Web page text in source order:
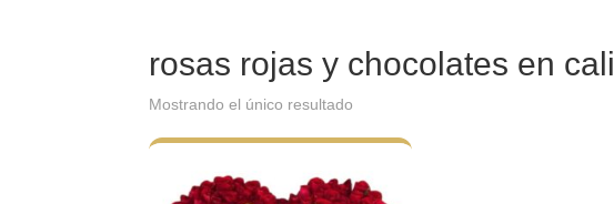
rosas rojas y chocolates en cali
Mostrando el único resultado